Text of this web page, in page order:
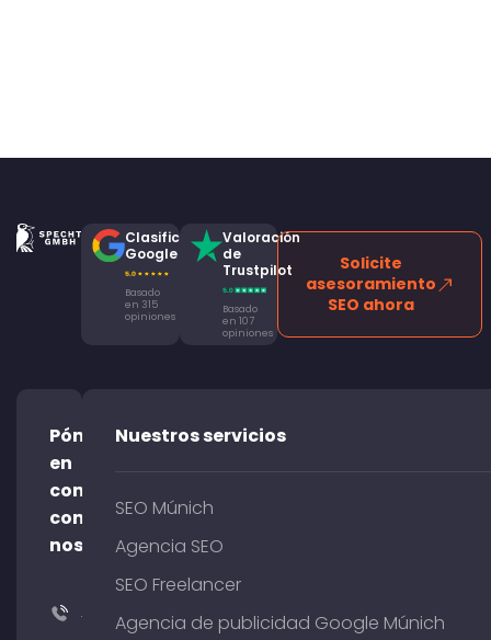
Clasificación
Google
Basado
en 315
opiniones
Valoración
de
Trustpilot
Basado
en 107
opiniones
Solicite
asesoramiento
SEO ahora
Póngase
en
contacto
con
nosotros
+49
Nuestros servicios
SEO Múnich
Agencia SEO
SEO Freelancer
Agencia de publicidad Google Múnich